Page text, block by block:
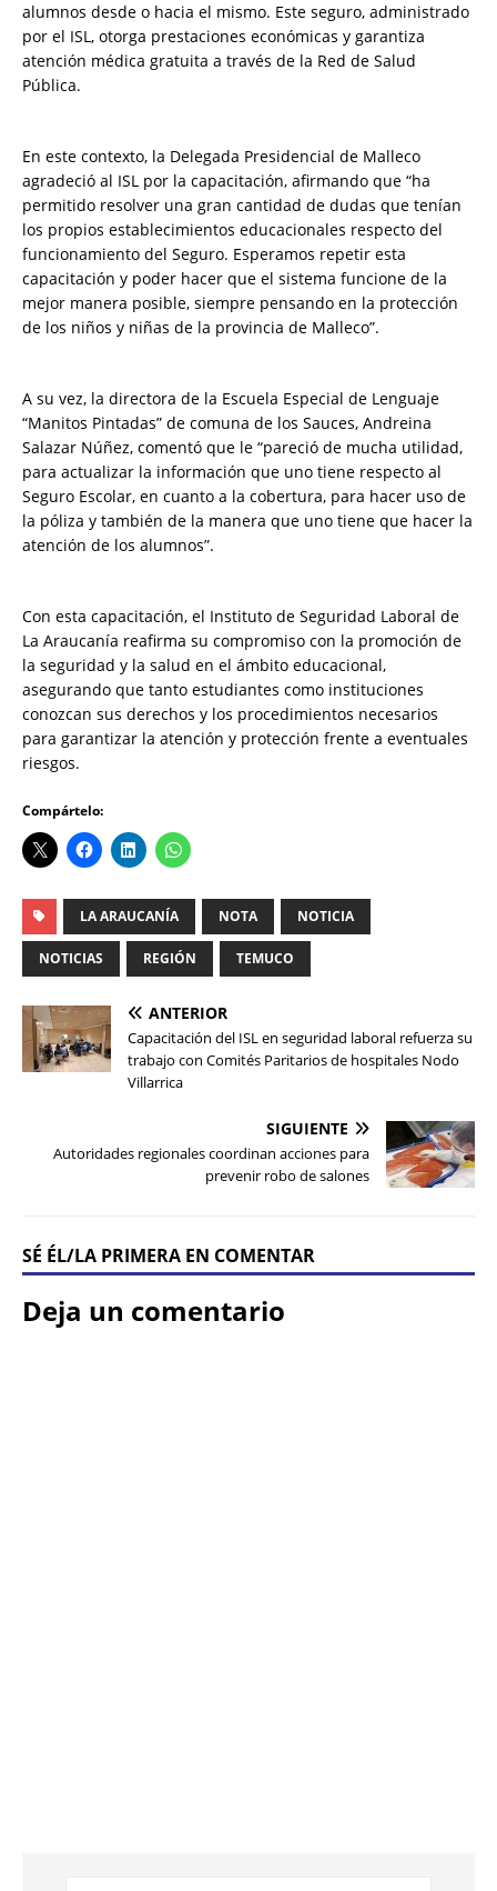
alumnos desde o hacia el mismo. Este seguro, administrado
por el ISL, otorga prestaciones económicas y garantiza
atención médica gratuita a través de la Red de Salud
Pública.
En este contexto, la Delegada Presidencial de Malleco
agradeció al ISL por la capacitación, afirmando que “ha
permitido resolver una gran cantidad de dudas que tenían
los propios establecimientos educacionales respecto del
funcionamiento del Seguro. Esperamos repetir esta
capacitación y poder hacer que el sistema funcione de la
mejor manera posible, siempre pensando en la protección
de los niños y niñas de la provincia de Malleco”.
A su vez, la directora de la Escuela Especial de Lenguaje
“Manitos Pintadas” de comuna de los Sauces, Andreina
Salazar Núñez, comentó que le “pareció de mucha utilidad,
para actualizar la información que uno tiene respecto al
Seguro Escolar, en cuanto a la cobertura, para hacer uso de
la póliza y también de la manera que uno tiene que hacer la
atención de los alumnos”.
Con esta capacitación, el Instituto de Seguridad Laboral de
La Araucanía reafirma su compromiso con la promoción de
la seguridad y la salud en el ámbito educacional,
asegurando que tanto estudiantes como instituciones
conozcan sus derechos y los procedimientos necesarios
para garantizar la atención y protección frente a eventuales
riesgos.
Compártelo:
LA ARAUCANÍA NOTA NOTICIA
NOTICIAS REGIÓN TEMUCO
ANTERIOR
Capacitación del ISL en seguridad laboral refuerza su
trabajo con Comités Paritarios de hospitales Nodo
Villarrica
SIGUIENTE
Autoridades regionales coordinan acciones para
prevenir robo de salones
SÉ ÉL/LA PRIMERA EN COMENTAR
Deja un comentario